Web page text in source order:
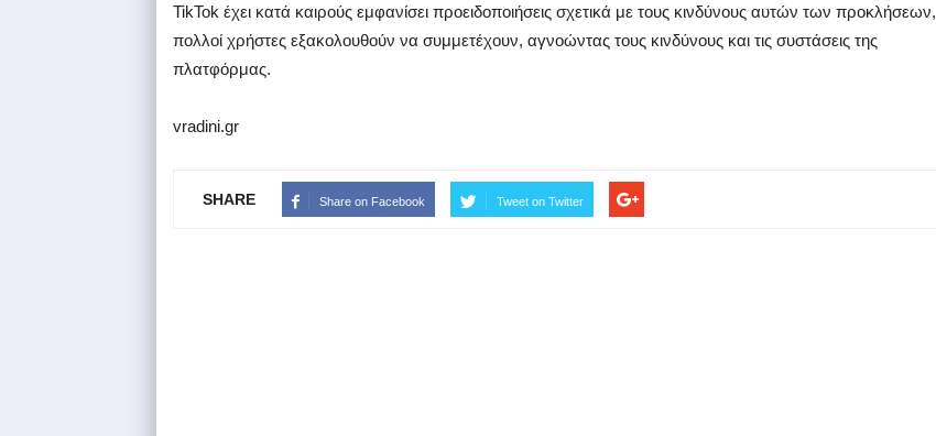
TikTok έχει κατά καιρούς εμφανίσει προειδοποιήσεις σχετικά με τους κινδύνους αυτών των προκλήσεων,
πολλοί χρήστες εξακολουθούν να συμμετέχουν, αγνοώντας τους κινδύνους και τις συστάσεις της
πλατφόρμας.
vradini.gr
SHARE Share on Facebook Tweet on Twitter